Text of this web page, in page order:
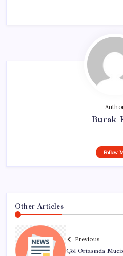
Burak
Follow
Other Articles
Previous
Çöl Ortasında